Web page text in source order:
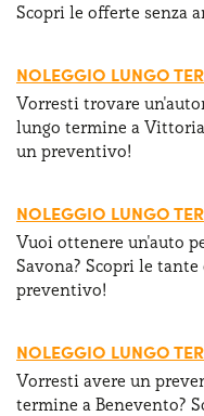
Scopri le offerte senza
NOLEGGIO LUNGO
Vorresti trovare
lungo termine a
un preventivo!
NOLEGGIO LUNGO
Vuoi ottenere un'auto
Savona? Scopri le
preventivo!
NOLEGGIO LUNGO
Vorresti avere un
termine a Benevento?